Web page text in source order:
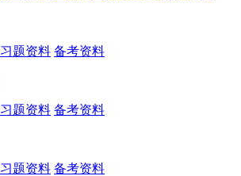
习题资料 备考资料
习题资料 备考资料
习题资料 备考资料